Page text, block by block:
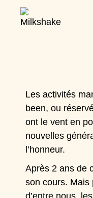
Les activités
been, ou
ont le vent en
nouvelles
l’honneur.
Après 2 ans de
son cours. Mais
d’entre nous,